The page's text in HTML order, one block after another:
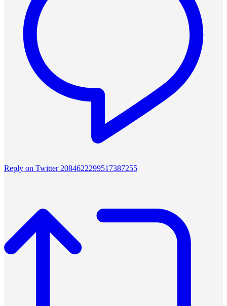
Reply on Twitter 2084622299517387255